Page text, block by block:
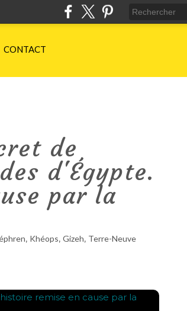
CONTACT
de
d'Égypte.
par la
, Khéops, Gizeh, Terre-Neuve